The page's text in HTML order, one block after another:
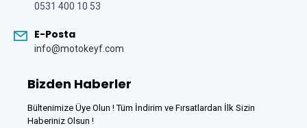
0531 400 10 53
E-Posta
info@motokeyf.com
Bizden Haberler
Bültenimize Üye Olun ! Tüm İndirim ve Fırsatlardan İlk Sizin
Haberiniz Olsun !